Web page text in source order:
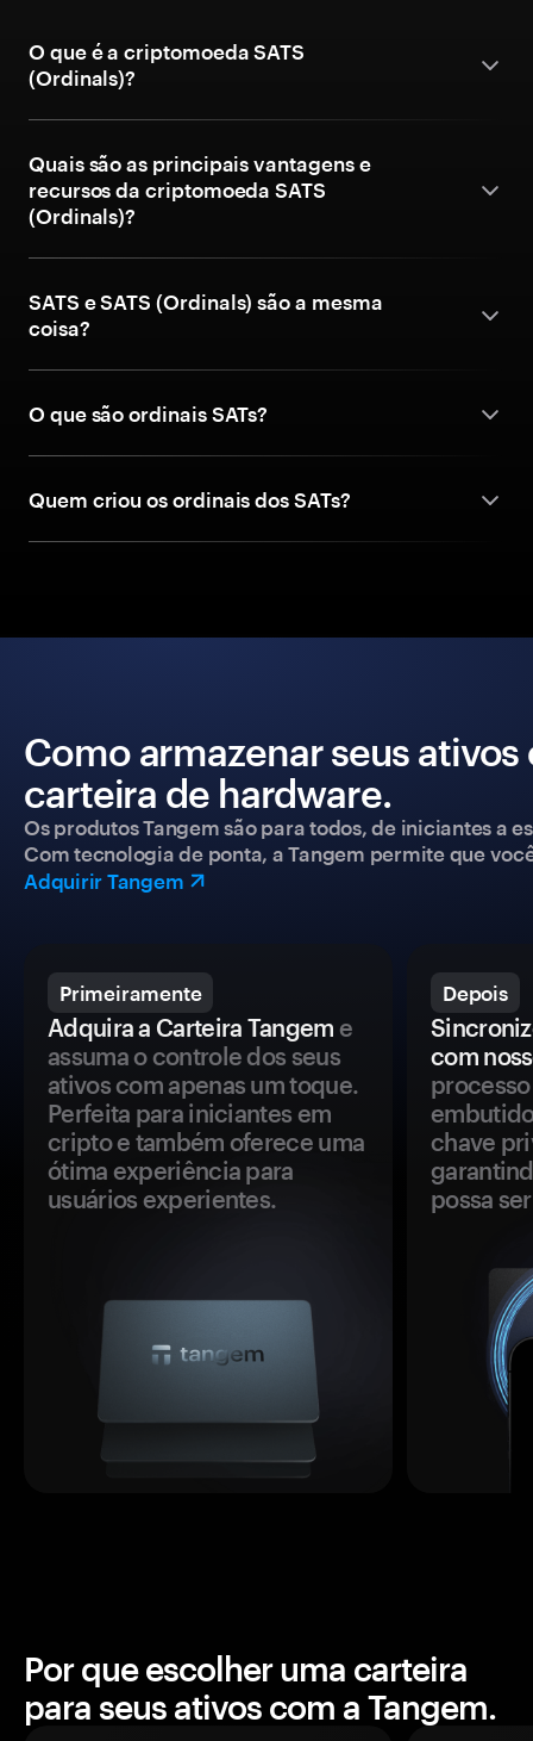
O que é a criptomoeda SATS
(Ordinals)?
Quais são as principais vantagens e
recursos da criptomoeda SATS
(Ordinals)?
SATS e SATS (Ordinals) são a mesma
coisa?
O que são ordinais SATs?
Quem criou os ordinais dos SATs?
Como armazenar seus
carteira de hardware.
Os produtos Tangem são para todos, de iniciantes a
Com tecnologia de ponta, a Tangem permite que
Adquirir Tangem
Primeiramente
Adquira a Carteira Tangem e
assuma o controle dos seus
ativos com apenas um toque.
Perfeita para iniciantes em
cripto e também oferece uma
ótima experiência para
usuários experientes.
Depois
com
chave
possa
Por que escolher uma carteira
para seus ativos com a Tangem.